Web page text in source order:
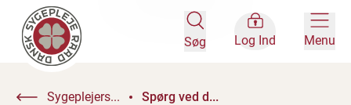
Søg Log Ind Menu
Sygeplejers... Spørg ved d...